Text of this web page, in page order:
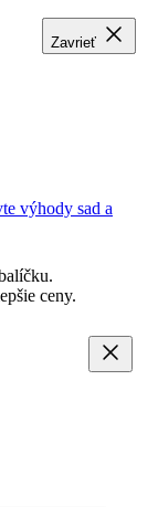
výhody sad a
ceny.
Zavrieť
Zavrieť
Zavrieť